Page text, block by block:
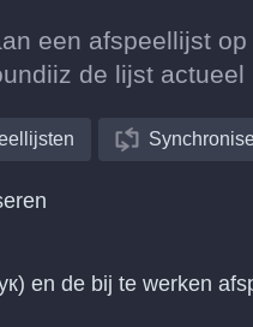
een afspeellijst
de lijst actueel
en de bij te werken